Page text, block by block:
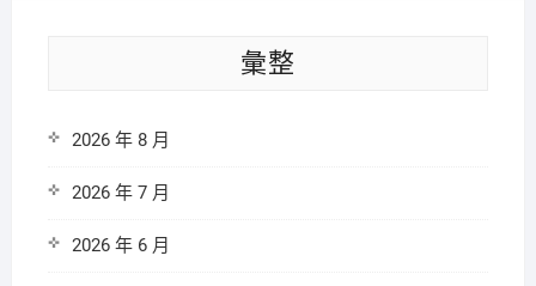
彙整
2026 年 8 月
2026 年 7 月
2026 年 6 月